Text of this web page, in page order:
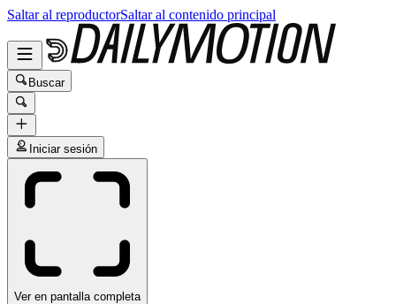
Saltar al reproductorSaltar al contenido principal
Buscar
Iniciar sesión
Ver en pantalla completa